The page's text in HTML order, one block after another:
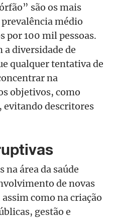
são os mais
médio
por 100 mil pessoas.
a diversidade de
qualquer tentativa de
na
objetivos, como
evitando descritores
na área da saúde
de novas
como na criação
gestão e